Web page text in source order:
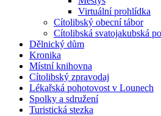
Virtuální prohlídka
Cítolibský obecní tábor
Cítolibská svatojakubská
Dělnický dům
Kronika
Místní knihovna
Cítolibský zpravodaj
Lékařská pohotovost v Lounech
Spolky a sdružení
Turistická stezka